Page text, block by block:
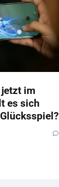
jetzt im
es sich